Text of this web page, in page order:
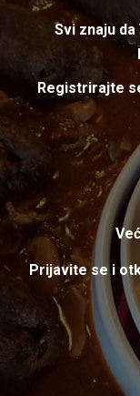
Svi znaju
Registrirajte
Prijavite se i